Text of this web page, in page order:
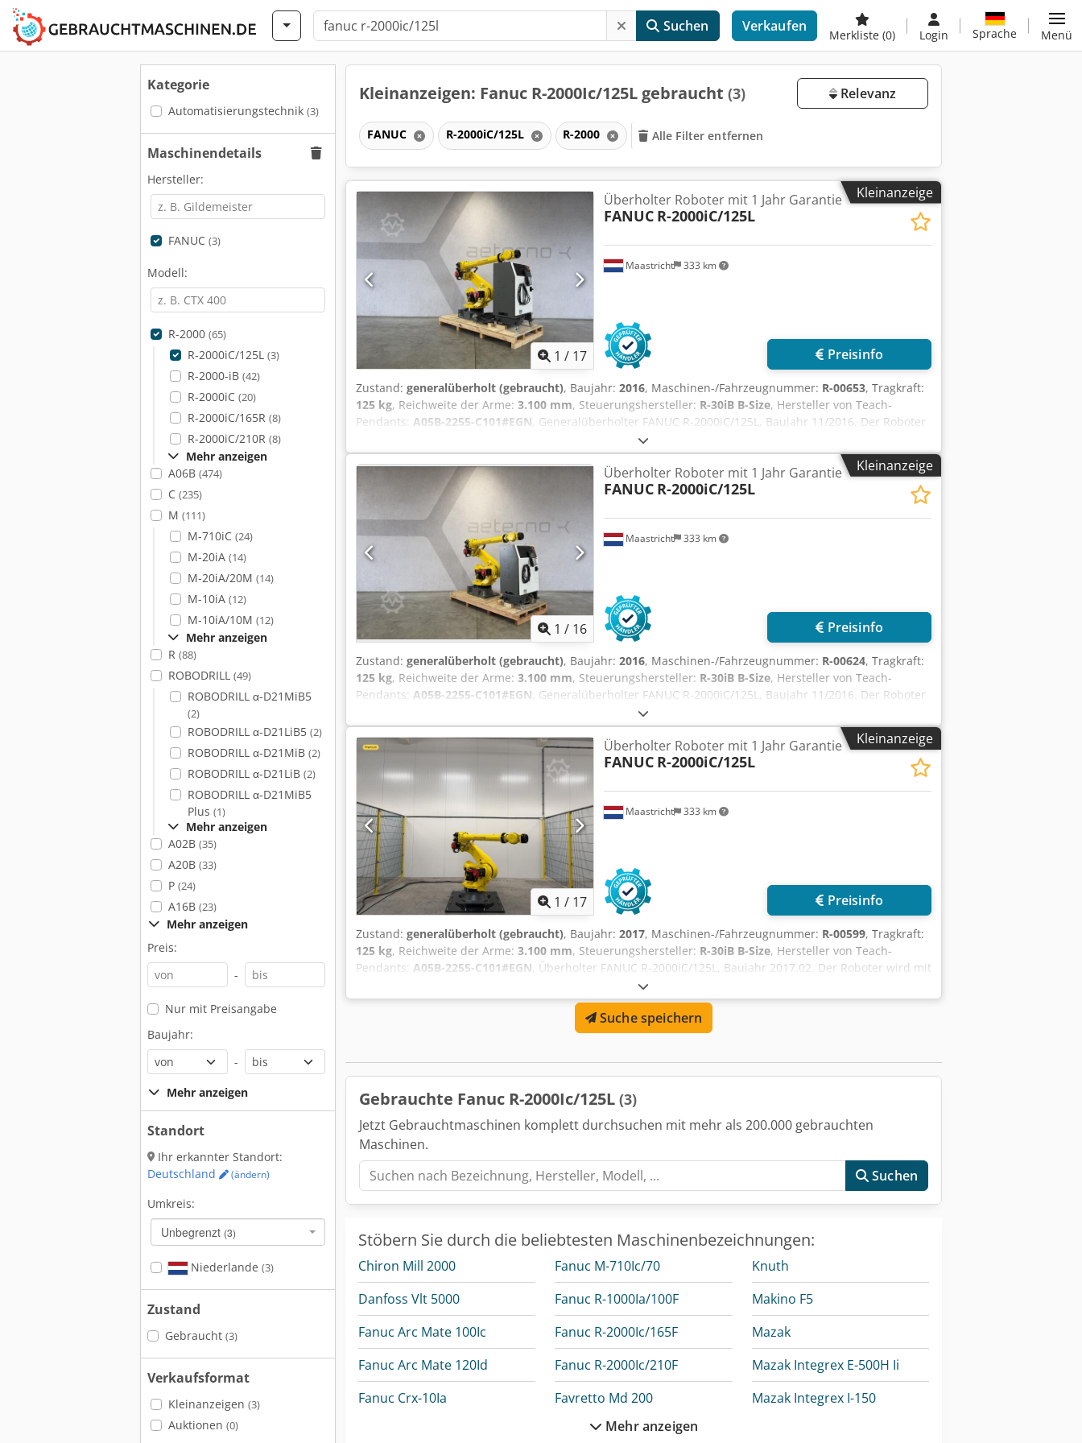
Suchen Verkaufen
Merkliste (0) Login Sprache Menü
Kategorie
Automatisierungstechnik (3)
Maschinendetails
Hersteller:
FANUC (3)
Modell:
R-2000 (65)
R-2000iC/125L (3)
R-2000-iB (42)
R-2000iC (20)
R-2000iC/165R (8)
R-2000iC/210R (8)
Mehr anzeigen
A06B (474)
C (235)
M (111)
M-710iC (24)
M-20iA (14)
M-20iA/20M (14)
M-10iA (12)
M-10iA/10M (12)
Mehr anzeigen
R (88)
ROBODRILL (49)
ROBODRILL α-D21MiB5
(2)
ROBODRILL α-D21LiB5 (2)
ROBODRILL α-D21MiB (2)
ROBODRILL α-D21LiB (2)
ROBODRILL α-D21MiB5
Plus (1)
Mehr anzeigen
A02B (35)
A20B (33)
P (24)
A16B (23)
Mehr anzeigen
Preis:
-
Nur mit Preisangabe
Baujahr:
-
Mehr anzeigen
Standort
Ihr erkannter Standort:
Deutschland
(ändern)
Umkreis:
Unbegrenzt (3)
Niederlande (3)
Zustand
Gebraucht (3)
Verkaufsformat
Kleinanzeigen (3)
Auktionen (0)
Kleinanzeigen: Fanuc R-2000Ic/125L gebraucht (3) Relevanz
FANUC R-2000iC/125L R-2000 Alle Filter entfernen
Kleinanzeige
1 / 17
Maastricht 333 km
Überholter Roboter mit 1 Jahr Garantie
FANUC R-2000iC/125L
Preisinfo
Zustand: generalüberholt (gebraucht), Baujahr: 2016, Maschinen-/Fahrzeugnummer: R-00653, Tragkraft:
125 kg, Reichweite der Arme: 3.100 mm, Steuerungshersteller: R-30iB B-Size, Hersteller von Teach-
Pendants: A05B-2255-C101#EGN , Generalüberholter FANUC R-2000iC/125L, Baujahr 11/2016. Der Roboter
wird mit einem R-30iB B-Size Controller inklusive iPendant geliefert. Unsere Experten haben den Roboter
umfassend geprüft und anschließend eine Wartung gemäß Herstellervorgaben durchgeführt. Das Fett
wurde auf den Eisengehalt untersucht, um den Zustand der jeweiligen Achsen zu bestimmen. Nur
Roboter in einwandfreiem mechanischem Zustand werden komplett überholt, um eine langfristige
Lösung für unsere Kunden sicherzustellen. Daher liefern wir unsere Roboter standardmäßig mit einer 12-
monatigen Gewährleistung! Marke: FANUC Modell: R-2000iC/125L Modellnummer: A05B-1333-B261
Baujahr Roboter: 11/2016 Gewährleistungsdauer (Monate): 12 Traglast (kg): 125 Reichweite (mm): 3100
Wiederholgenauigkeit (mm): ± 0,05 Gesteuerte Achsen: 6-Achsen Chedpfxszqt Rns Ad Rsa Montageart:
Bodenmontage Gewicht (kg): 1115 Controller: R-30iB B-Size Baujahr Schaltschrank: 10/2016 RCC-Länge (m):
7 Teach Pendant: A05B-2255-C101#EGN Teach Pendant Kabellänge (m): 10
Kleinanzeige
1 / 16
Maastricht 333 km
Überholter Roboter mit 1 Jahr Garantie
FANUC R-2000iC/125L
Preisinfo
Zustand: generalüberholt (gebraucht), Baujahr: 2016, Maschinen-/Fahrzeugnummer: R-00624, Tragkraft:
125 kg, Reichweite der Arme: 3.100 mm, Steuerungshersteller: R-30iB B-Size, Hersteller von Teach-
Pendants: A05B-2255-C101#EGN , Generalüberholter FANUC R-2000iC/125L, Baujahr 11/2016. Der Roboter
wird mit einem R-30iB B-Size Controller inklusive iPendant geliefert. Unsere Experten haben den Roboter
umfassend geprüft und anschließend eine Wartung gemäß Herstellervorgaben durchgeführt. Das Fett
wurde auf den Eisengehalt untersucht, um den Zustand der jeweiligen Achsen zu bestimmen. Nur
Roboter in einwandfreiem mechanischem Zustand werden komplett überholt, um eine langfristige
Lösung für unsere Kunden sicherzustellen. Daher liefern wir unsere Roboter standardmäßig mit einer 12-
monatigen Gewährleistung! Marke: FANUC Modell: R-2000iC/125L Modellnummer: A05B-1333-B261
Baujahr Roboter: 11/2016 Gewährleistungsdauer (Monate): 12 Traglast (kg): 125 Reichweite (mm): 3100
Wiederholgenauigkeit (mm): ± 0,05 Gesteuerte Achsen: 6-Achsen Cjdpfx Aozhcpzjd Reha Montageart:
Bodenmontage Gewicht (kg): 1115 Controller: R-30iB B-Size Baujahr Schaltschrank: 10/2016 RCC-Länge (m):
7 Teach Pendant: A05B-2255-C101#EGN Teach Pendant Kabellänge (m): 10
Kleinanzeige
1 / 17
Maastricht 333 km
Überholter Roboter mit 1 Jahr Garantie
FANUC R-2000iC/125L
Preisinfo
Zustand: generalüberholt (gebraucht), Baujahr: 2017, Maschinen-/Fahrzeugnummer: R-00599, Tragkraft:
125 kg, Reichweite der Arme: 3.100 mm, Steuerungshersteller: R-30iB B-Size, Hersteller von Teach-
Pendants: A05B-2255-C101#EGN , Überholter FANUC R-2000iC/125L, Baujahr 2017.02. Der Roboter wird mit
einem R-30iB B-Size Controller inklusive iPendant geliefert. Unsere Experten haben den Roboter
umfassend geprüft, anschließend wurde eine Wartung gemäß Herstellervorgaben durchgeführt. Das
Schmierfett wurde auf den Eisenpartikelgehalt untersucht, was Rückschlüsse auf den Zustand der
jeweiligen Achsen zulässt. Es werden ausschließlich Roboter mit hervorragendem mechanischem Zustand
125 Reichweite (mm): 3100 Wiederholgenauigkeit (mm): ± 0,05 Anzahl gesteuerter Achsen: 6-Achs
Montageart: Bodenmontage Chodpfjzb Unwsx Ad Rja Gewicht (kg): 1115 Steuerung: R-30iB B-Size Baujahr
Schaltschrank: 2017.02 RCC-Kabellänge (m): 7 Teach Pendant: A05B-2255-C101#EGN Teach Pendant
Kabellänge (m): 10
Suche speichern
Gebrauchte Fanuc R-2000Ic/125L (3)
Jetzt Gebrauchtmaschinen komplett durchsuchen mit mehr als 200.000 gebrauchten
Maschinen.
Suchen
Stöbern Sie durch die beliebtesten Maschinenbezeichnungen:
Chiron Mill 2000
Danfoss Vlt 5000
Fanuc Arc Mate 100Ic
Fanuc Arc Mate 120Id
Fanuc Crx-10Ia
Fanuc M-710Ic/70
Fanuc R-1000Ia/100F
Fanuc R-2000Ic/165F
Fanuc R-2000Ic/210F
Favretto Md 200
Felder Rl 200
Knuth
Makino F5
Mazak
Mazak Integrex E-500H Ii
Mazak Integrex I-150
Mehr anzeigen